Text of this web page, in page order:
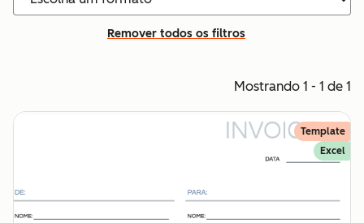
Remover todos os filtros
Mostrando 1 - 1 de 1
Template
Excel